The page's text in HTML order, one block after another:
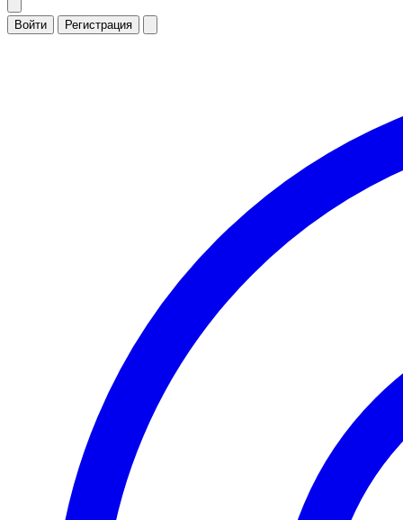
Войти Регистрация